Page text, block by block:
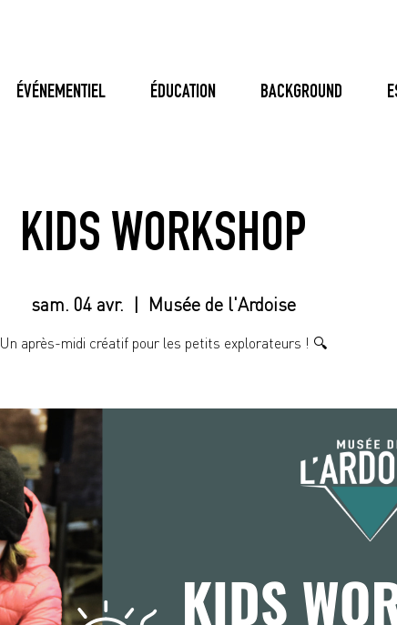
ÉVÉNEMENTIEL ÉDUCATION BACKGROUND
KIDS WORKSHOP
sam. 04 avr.
  |
Musée de l'Ardoise
Un après-midi créatif pour les petits explorateurs ! 🔍